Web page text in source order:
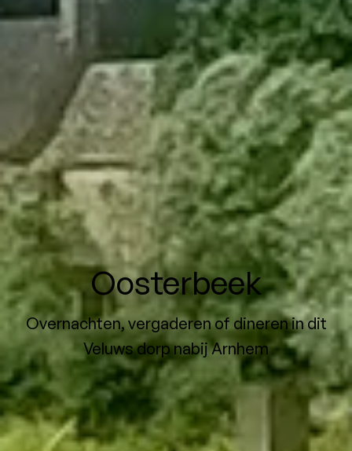
Oosterbeek
Overnachten, vergaderen of dineren in dit
Veluws dorp nabij Arnhem